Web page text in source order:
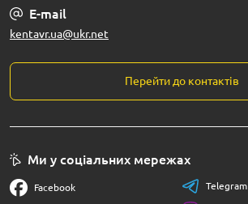
E-mail
kentavr.ua@ukr.net
Перейти до контактів
Ми у соціальних мережах
Facebook Telegram